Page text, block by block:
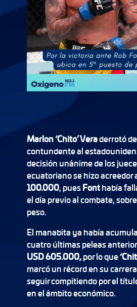
Marlon ‘Chito’ Veraderrotó
contundente al
decisión unánime de los
ecuatoriano se hizo acreedor
100.000, puesFonthabía
el día previo al combate,
peso.
El manabita ya había
cuatro últimas peleas
USD 605.000,por lo que
marcó un récord en su
seguir compitiendo por el
en el ámbito económico.